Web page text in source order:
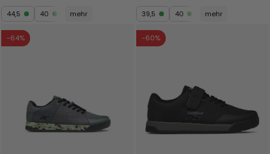
44,5 40 mehr 39,5 40 mehr
-64% -60%